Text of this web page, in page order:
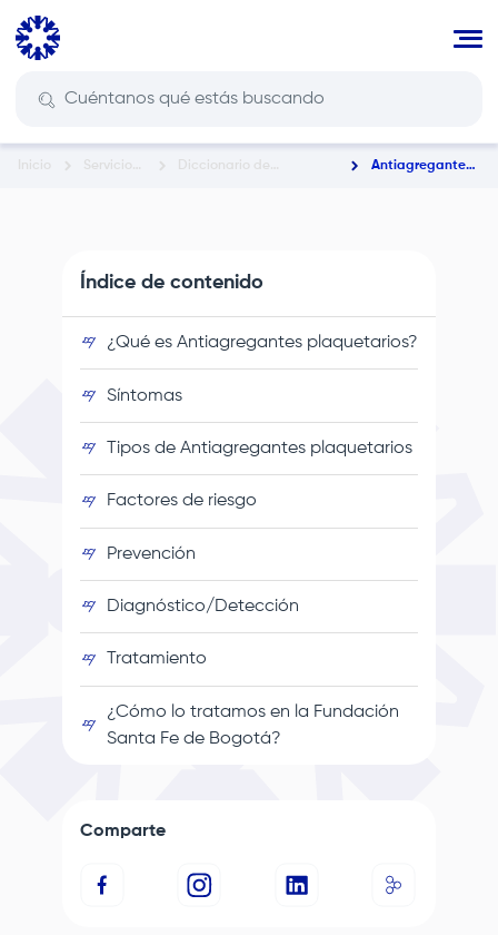
Pasar
principal
Inicio
Servicios
Diccionario de
Antiagregantes
Índice de contenido
¿Qué es Antiagregantes plaquetarios?
Síntomas
Tipos de Antiagregantes plaquetarios
Factores de riesgo
Prevención
Diagnóstico/Detección
Tratamiento
¿Cómo lo tratamos en la Fundación
Santa Fe de Bogotá?
Comparte